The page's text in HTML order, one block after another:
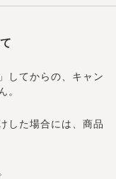
してからの、キャン
。
した場合には、商品